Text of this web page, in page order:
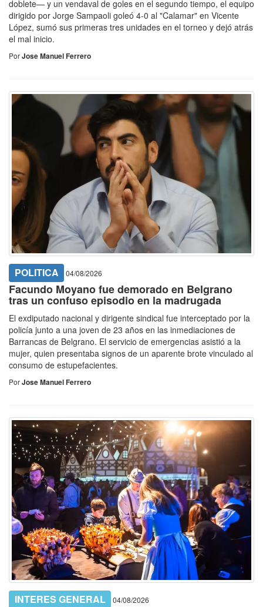
doblete— y un vendaval de goles en el segundo tiempo, el equipo
dirigido por Jorge Sampaoli goleó 4-0 al "Calamar" en Vicente
López, sumó sus primeras tres unidades en el torneo y dejó atrás
el mal inicio.
PorJose Manuel Ferrero
POLITICA 04/08/2026
Facundo Moyano fue demorado en Belgrano
tras un confuso episodio en la madrugada
El exdiputado nacional y dirigente sindical fue interceptado por la
policía junto a una joven de 23 años en las inmediaciones de
Barrancas de Belgrano. El servicio de emergencias asistió a la
mujer, quien presentaba signos de un aparente brote vinculado al
consumo de estupefacientes.
PorJose Manuel Ferrero
INTERES GENERAL 04/08/2026